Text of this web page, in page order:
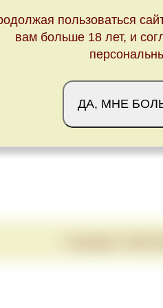
пользоваться
вам больше 18 лет, и
ДА, МНЕ